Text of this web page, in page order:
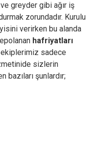
greyder gibi ağır iş
zorundadır. Kurulu
verirken bu alanda
hafriyatları
ekiplerimiz sadece
sizlerin
bazıları şunlardır;